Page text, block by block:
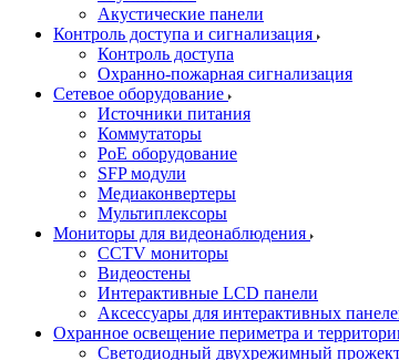
Акустические панели
Контроль доступа и сигнализация
Контроль доступа
Охранно-пожарная сигнализация
Сетевое оборудование
Источники питания
Коммутаторы
PoE оборудование
SFP модули
Медиаконвертеры
Мультиплексоры
Мониторы для видеонаблюдения
CCTV мониторы
Видеостены
Интерактивные LCD панели
Аксессуары для интерактивных
Охранное освещение периметра и
Светодиодный двухрежимный